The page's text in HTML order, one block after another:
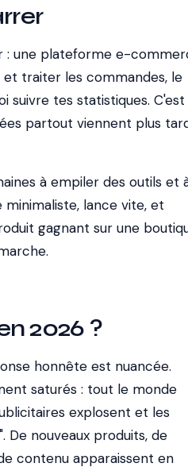
: une plateforme e-
traiter les commandes, le
suivre tes statistiques. C'est
partout viennent plus
à empiler des outils et
lance vite, et
gagnant sur une
2026 ?
honnête est nuancée.
saturés : tout le monde
explosent et les
De nouveaux produits, de
contenu apparaissent en